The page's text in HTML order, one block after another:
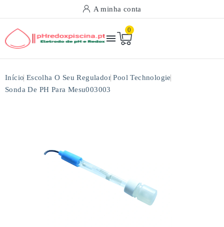
A minha conta

0
Início Escolha O Seu Regulador Pool Technologie
Sonda De PH Para Mesu003003